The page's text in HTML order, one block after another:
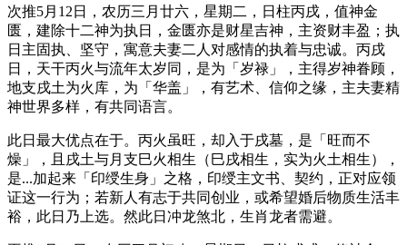
次推5月12日，农历三月廿六，星期二，日柱丙戌，值神金
匮，建除十二神为执日，金匮亦是财星吉神，主资财丰盈；执
日主固执、坚守，寓意夫妻二人对感情的执着与忠诚。丙戌
日，天干丙火与流年太岁同，是为「岁禄」，主得岁神眷顾，
地支戌土为火库，为「华盖」，有艺术、信仰之缘，主夫妻精
神世界多样，有共同语言。
此日最大优点在于。丙火虽旺，却入于戌墓，是「旺而不
燥」，且戌土与月支巳火相生（巳戌相生，实为火土相生），
是...加起来「印绶生身」之格，印绶主文书、契约，正对应领
证这一行为；若新人有志于共同创业，或希望婚后物质生活丰
裕，此日乃上选。然此日冲龙煞北，生肖龙者需避。